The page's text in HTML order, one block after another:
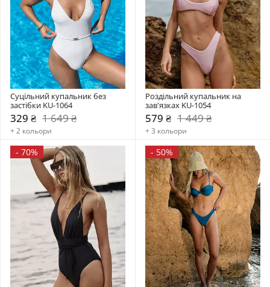
Суцільний купальник без
застібки KU-1064
329 ₴ 1 649 ₴
+ 2 кольори
Роздільний купальник на
зав'язках KU-1054
579 ₴ 1 449 ₴
+ 3 кольори
- 70% - 50%